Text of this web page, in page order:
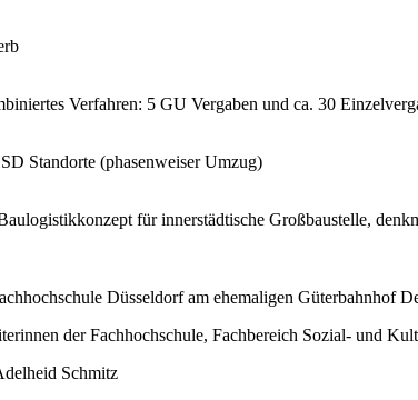
Verfahren: 5 GU Vergaben und ca. 30
Standorte (phasenweiser Umzug)
für innerstädtische Großbaustelle,
Düsseldorf am ehemaligen Güterbahnhof
der Fachhochschule, Fachbereich Sozial- und
Schmitz